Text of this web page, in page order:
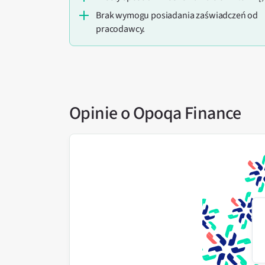
brak wymogu posiadania zaświadczeń od
pracodawcy.
Opinie o Opoqa Finance